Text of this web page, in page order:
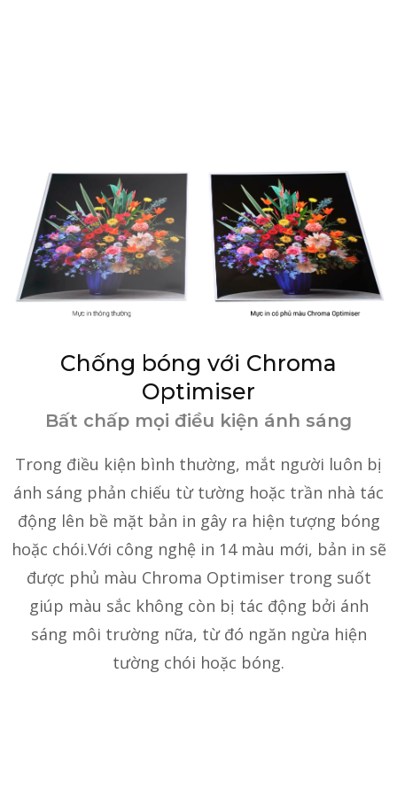
Chống bóng với Chroma
Optimiser
Bất chấp mọi điều kiện ánh sáng
Trong điều kiện bình thường, mắt người luôn bị
ánh sáng phản chiếu từ tường hoặc trần nhà tác
động lên bề mặt bản in gây ra hiện tượng bóng
hoặc chói.Với công nghệ in 14 màu mới, bản in sẽ
được phủ màu Chroma Optimiser trong suốt
giúp màu sắc không còn bị tác động bởi ánh
sáng môi trường nữa, từ đó ngăn ngừa hiện
tường chói hoặc bóng.